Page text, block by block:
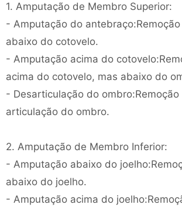
1. Amputação de Membro Superior:
- Amputação do
abaixo do cotovelo.
- Amputação acima do
acima do cotovelo, mas abaixo do
- Desarticulação do
articulação do ombro.
2. Amputação de Membro Inferior:
- Amputação abaixo do
abaixo do joelho.
- Amputação acima do